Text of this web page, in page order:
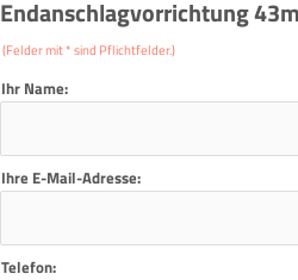
Endanschlagvorrichtung
(Felder mit * sind Pflichtfelder.)
Ihr Name:
Ihre E-Mail-Adresse:
Telefon: